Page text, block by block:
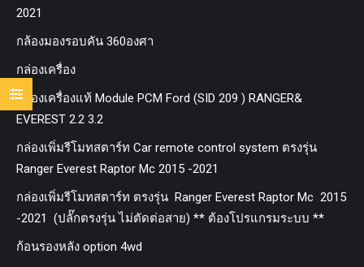
2021
กล้องมองรอบคัน 360องศา
กล่องเครื่อง
กล่องเครื่องแท้ Module PCM Ford (SID 209 ) RANGER&
EVEREST 2.2 3.2
กล่องเพิ่มรีโมทสตาร์ท Car remote control system ตรงรุ่น
Ranger Everest Raptor Mc 2015 -2021
กล่องเพิ่มรีโมทสตาร์ท ตรงรุ่น Ranger Everest Raptor Mc 2015
-2021 (ปลั๊กตรงรุ่น ไม่ตัดต่อสาย) ** ต้องโปรแกรมระบบ **
ก้อนรองหลัง option 4wd